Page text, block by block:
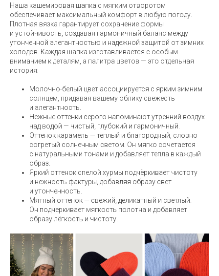
Наша кашемировая шапка с мягким отворотом
обеспечивает максимальный комфорт в любую погоду.
Плотная вязка гарантирует сохранение формы
и устойчивость, создавая гармоничный баланс между
утонченной элегантностью и надежной защитой от зимних
холодов. Каждая шапка изготавливается с особым
вниманием к деталям, а палитра цветов — это отдельная
история:
Молочно-белый цвет ассоциируется с ярким зимним
солнцем, придавая вашему облику свежесть
и элегантность.
Нежные оттенки серого напоминают утренний воздух
над водой — чистый, глубокий и гармоничный.
Оттенок карамель — теплый и благородный, словно
согретый солнечным светом. Он мягко сочетается
с натуральными тонами и добавляет тепла в каждый
образ.
Яркий оттенок спелой хурмы подчёркивает чистоту
и нежность фактуры, добавляя образу свет
и утонченность.
Мятный оттенок — свежий, деликатный и светлый.
Он подчеркивает мягкость полотна и добавляет
образу лёгкость и чистоту.